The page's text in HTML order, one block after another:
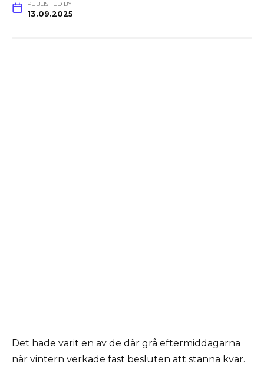
PUBLISHED BY
13.09.2025
Det hade varit en av de där grå eftermiddagarna
när vintern verkade fast besluten att stanna kvar.